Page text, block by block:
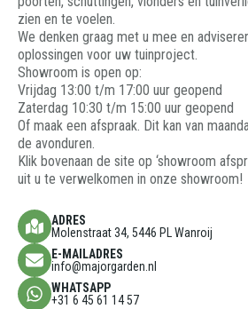
zien en te voelen.
We denken graag met u mee en
oplossingen voor uw tuinproject.
Showroom is open op:
Vrijdag 13:00 t/m 17:00 uur geopend
Zaterdag 10:30 t/m 15:00 uur geopend
Of maak een afspraak. Dit kan van
de avonduren.
Klik bovenaan de site op ‘showroom
uit u te verwelkomen in onze showroom!
ADRES
Molenstraat 34, 5446 PL Wanroij
E-MAILADRES
info@majorgarden.nl
WHATSAPP
+31 6 45 61 14 57